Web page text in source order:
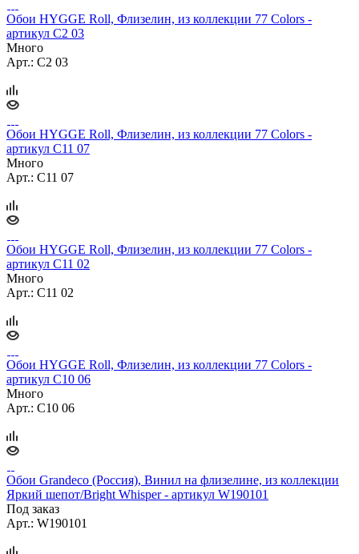
Обои HYGGE Roll, Флизелин, из коллекции 77 Colors -
артикул C2 03
Много
Арт.: C2 03
Обои HYGGE Roll, Флизелин, из коллекции 77 Colors -
артикул C11 07
Много
Арт.: C11 07
Обои HYGGE Roll, Флизелин, из коллекции 77 Colors -
артикул C11 02
Много
Арт.: C11 02
Обои HYGGE Roll, Флизелин, из коллекции 77 Colors -
артикул C10 06
Много
Арт.: C10 06
Обои Grandeco (Россия), Винил на флизелине, из коллекции
Яркий шепот/Bright Whisper - артикул W190101
Под заказ
Арт.: W190101